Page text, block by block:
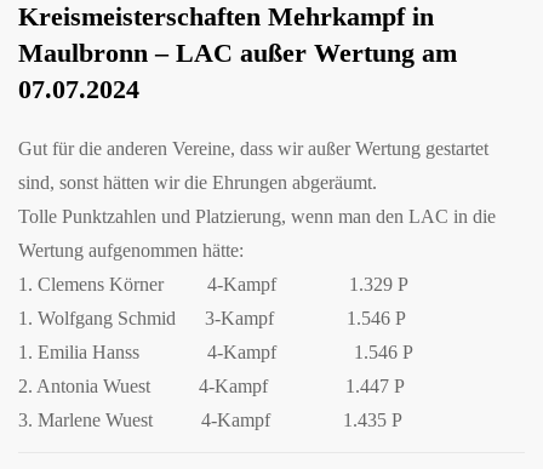
Kreismeisterschaften Mehrkampf in
Maulbronn – LAC außer Wertung am
07.07.2024
Gut für die anderen Vereine, dass wir außer Wertung gestartet
sind, sonst hätten wir die Ehrungen abgeräumt.
Tolle Punktzahlen und Platzierung, wenn man den LAC in die
Wertung aufgenommen hätte:
1. Clemens Körner 4-Kampf 1.329 P
1. Wolfgang Schmid 3-Kampf 1.546 P
1. Emilia Hanss 4-Kampf 1.546 P
2. Antonia Wuest 4-Kampf 1.447 P
3. Marlene Wuest 4-Kampf 1.435 P